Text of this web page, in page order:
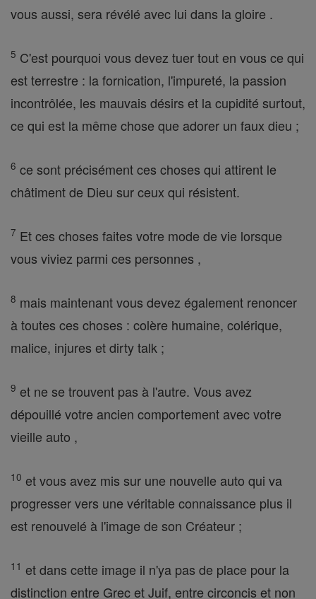
vous aussi, sera révélé avec lui dans la gloire .
5 C'est pourquoi vous devez tuer tout en vous ce qui
est terrestre : la fornication, l'impureté, la passion
incontrôlée, les mauvais désirs et la cupidité surtout,
ce qui est la même chose que adorer un faux dieu ;
6 ce sont précisément ces choses qui attirent le
châtiment de Dieu sur ceux qui résistent.
7 Et ces choses faites votre mode de vie lorsque
vous viviez parmi ces personnes ,
8 mais maintenant vous devez également renoncer
à toutes ces choses : colère humaine, colérique,
malice, injures et dirty talk ;
9 et ne se trouvent pas à l'autre. Vous avez
dépouillé votre ancien comportement avec votre
vieille auto ,
10 et vous avez mis sur une nouvelle auto qui va
progresser vers une véritable connaissance plus il
est renouvelé à l'image de son Créateur ;
11 et dans cette image il n'ya pas de place pour la
distinction entre Grec et Juif, entre circoncis et non